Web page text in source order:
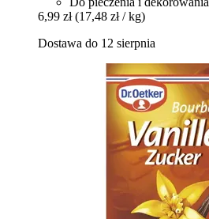
6,99 zł (17,48 zł / kg)
Dostawa do 12 sierpnia